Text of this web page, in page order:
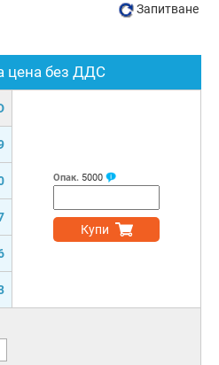
цена без ДДС
Опак. 5000
Купи
Запитване